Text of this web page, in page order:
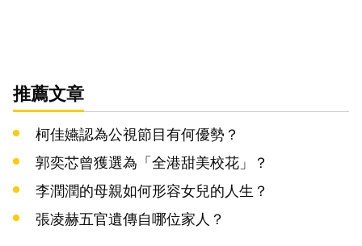
推薦文章
柯佳嬿認為公視節目有何優勢？
郭奕芯曾獲選為「全港甜美校花」？
李潤潤的母親如何形容女兒的人生？
張凌赫五官遺傳自哪位家人？